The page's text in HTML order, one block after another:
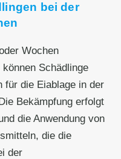
bei der
Wochen
Schädlinge
für die Eiablage in der
Bekämpfung erfolgt
die Anwendung von
die die
der